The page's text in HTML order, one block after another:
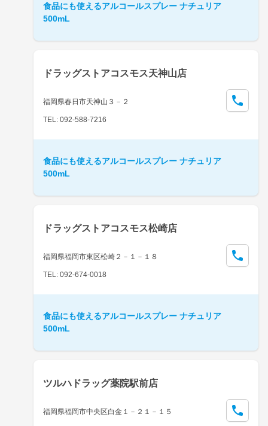
食品にも使えるアルコールスプレー ナチュリア
500mL
ドラッグストアコスモス天神山店
福岡県春日市天神山３－２
TEL: 092-588-7216
食品にも使えるアルコールスプレー ナチュリア
500mL
ドラッグストアコスモス松崎店
福岡県福岡市東区松崎２－１－１８
TEL: 092-674-0018
食品にも使えるアルコールスプレー ナチュリア
500mL
ツルハドラッグ薬院駅前店
福岡県福岡市中央区白金１－２１－１５